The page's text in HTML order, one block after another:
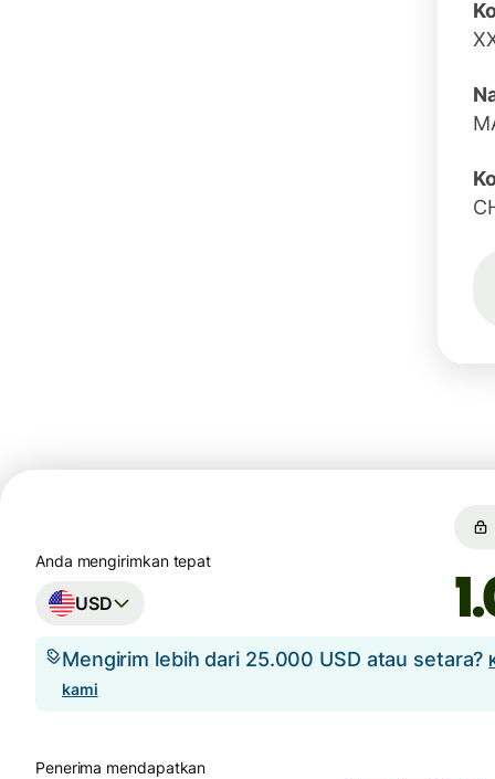
Anda mengirimkan tepat
USD
Mengirim lebih dari 25.000 USD atau setara?
kami
Penerima mendapatkan